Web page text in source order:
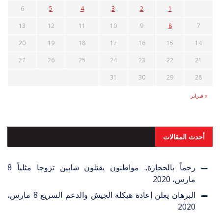
« فبراير
1
2
3
4
5
6
7
8
9
10
11
12
13
14
15
16
17
18
19
20
21
22
23
24
25
26
27
28
29
30
31
أحدث المقالات
رجماً بالحجارة.. مواطنون يقتلون شابين تزوجا مثلياً 8
مارس، 2020
البرهان يعلن إعادة هيكلة الجيش والدعم السريع
8 مارس،
2020